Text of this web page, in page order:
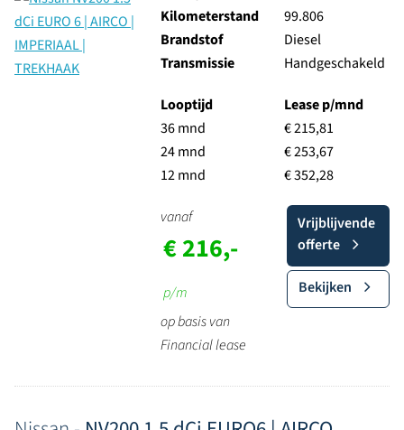
Kilometerstand
99.806
Brandstof
Diesel
Transmissie
Handgeschakeld
Looptijd
36 mnd
24 mnd
12 mnd
Lease p/mnd
€ 215,81
€ 253,67
€ 352,28
vanaf
€ 216,-
p/m
op basis van
Financial lease
Vrijblijvende
offerte
Bekijken